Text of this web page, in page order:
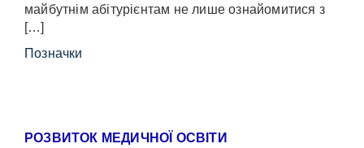
майбутнім абітурієнтам не лише ознайомитися з
[…]
Позначки
РОЗВИТОК МЕДИЧНОЇ ОСВІТИ